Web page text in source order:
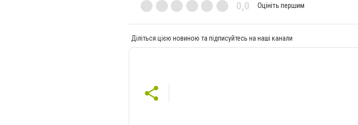
0,0 Оцініть першим
Діліться цією новиною та підписуйтесь на наші канали